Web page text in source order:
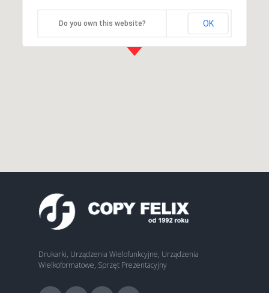
Do you own this website? OK
Drukarki, Urządzenia Wielofunkcyjne, Urządzenia
Wielkoformatowe, Sprzęt Prezentacyjny